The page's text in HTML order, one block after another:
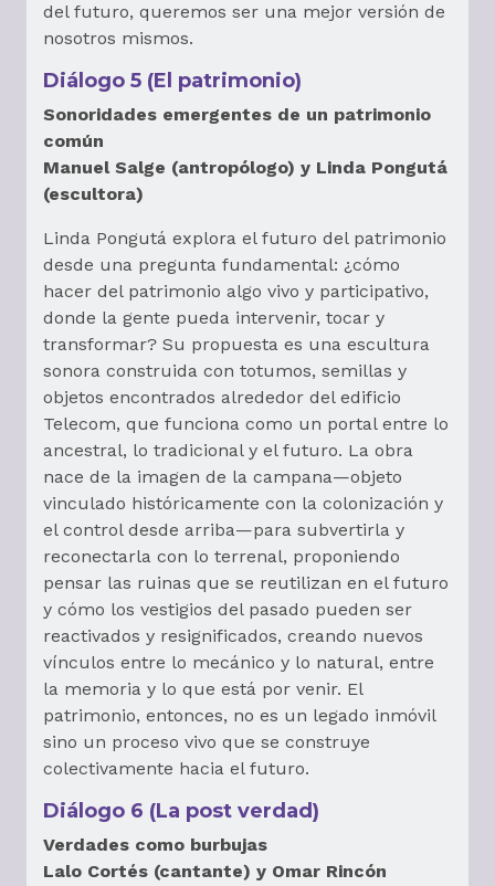
del futuro, queremos ser una mejor versión de
nosotros mismos.
Diálogo 5 (El patrimonio)
Sonoridades emergentes de un patrimonio
común
Manuel Salge (antropólogo) y Linda Pongutá
(escultora)
Linda Pongutá explora el futuro del patrimonio
desde una pregunta fundamental: ¿cómo
hacer del patrimonio algo vivo y participativo,
donde la gente pueda intervenir, tocar y
transformar? Su propuesta es una escultura
sonora construida con totumos, semillas y
objetos encontrados alrededor del edificio
Telecom, que funciona como un portal entre lo
ancestral, lo tradicional y el futuro. La obra
nace de la imagen de la campana—objeto
vinculado históricamente con la colonización y
el control desde arriba—para subvertirla y
reconectarla con lo terrenal, proponiendo
pensar las ruinas que se reutilizan en el futuro
y cómo los vestigios del pasado pueden ser
reactivados y resignificados, creando nuevos
vínculos entre lo mecánico y lo natural, entre
la memoria y lo que está por venir. El
patrimonio, entonces, no es un legado inmóvil
sino un proceso vivo que se construye
colectivamente hacia el futuro.
Diálogo 6 (La post verdad)
Verdades como burbujas
Lalo Cortés (cantante) y Omar Rincón